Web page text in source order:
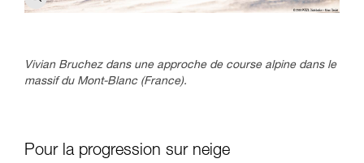
Vivian Bruchez dans une approche de course alpine dans le
massif du Mont-Blanc (France).
Pour la progression sur neige